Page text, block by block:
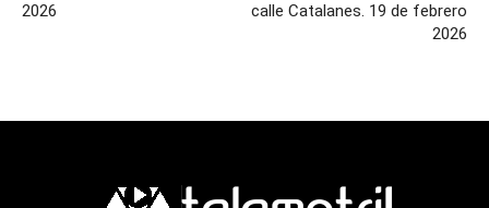
2026
calle Catalanes. 19 de febrero
2026